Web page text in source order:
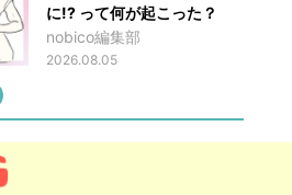
に!? って何が起こった？
nobico編集部
2026.08.05